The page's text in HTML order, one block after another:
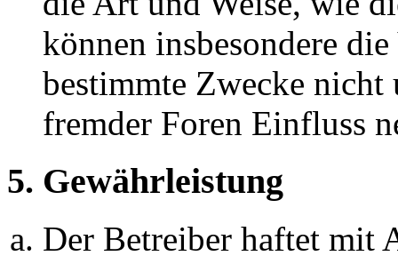
können insbesondere
bestimmte Zwecke nicht
fremder Foren Einfluss
5. Gewährleistung
Der Betreiber haftet mit